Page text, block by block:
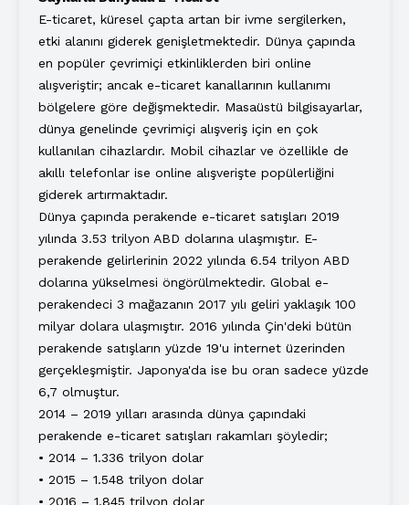
E-ticaret, küresel çapta artan bir ivme sergilerken,
etki alanını giderek genişletmektedir. Dünya çapında
en popüler çevrimiçi etkinliklerden biri online
alışveriştir; ancak e-ticaret kanallarının kullanımı
bölgelere göre değişmektedir. Masaüstü bilgisayarlar,
dünya genelinde çevrimiçi alışveriş için en çok
kullanılan cihazlardır. Mobil cihazlar ve özellikle de
akıllı telefonlar ise online alışverişte popülerliğini
giderek artırmaktadır.
Dünya çapında perakende e-ticaret satışları 2019
yılında 3.53 trilyon ABD dolarına ulaşmıştır. E-
perakende gelirlerinin 2022 yılında 6.54 trilyon ABD
dolarına yükselmesi öngörülmektedir. Global e-
perakendeci 3 mağazanın 2017 yılı geliri yaklaşık 100
milyar dolara ulaşmıştır. 2016 yılında Çin'deki bütün
perakende satışların yüzde 19'u internet üzerinden
gerçekleşmiştir. Japonya'da ise bu oran sadece yüzde
6,7 olmuştur.
2014 – 2019 yılları arasında dünya çapındaki
perakende e-ticaret satışları rakamları şöyledir;
• 2014 – 1.336 trilyon dolar
• 2015 – 1.548 trilyon dolar
• 2016 – 1.845 trilyon dolar